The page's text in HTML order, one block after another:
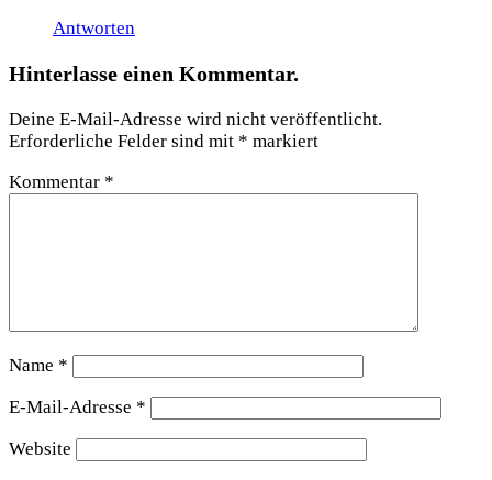
Antworten
Hinterlasse einen Kommentar.
Deine E-Mail-Adresse wird nicht veröffentlicht.
Erforderliche Felder sind mit * markiert
Kommentar *
Name *
E-Mail-Adresse *
Website